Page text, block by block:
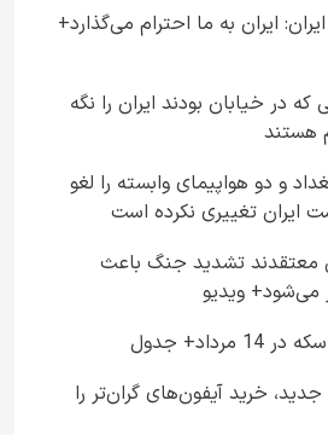
ایران به ما احترام می‌گذارد+
که در خیابان بودند ایران را نگه
هستند
و دو هواپیمای وابسته را لغو
ایران تغییری نکرده است
معتقدند تشدید جنگ باعث
ویدیو
جدول
خرید آیفون‌های گران‌تر را